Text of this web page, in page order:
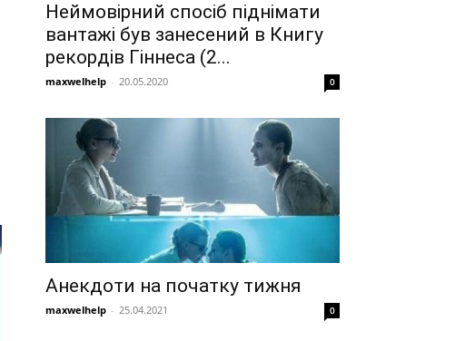
Неймовірний спосіб піднімати
вантажі був занесений в Книгу
рекордів Гіннеса (2...
maxwelhelp - 20.05.2020 0
Анекдоти на початку тижня
maxwelhelp - 25.04.2021 0